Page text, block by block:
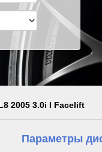
2005 3.0i I Facelift
Параметры